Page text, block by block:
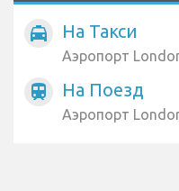
local_taxi На Такси
Аэропорт
train На Поезд
Аэропорт